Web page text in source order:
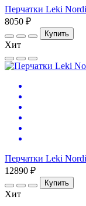
Перчатки Leki
8050 ₽
Купить
Хит
Перчатки Leki
12890 ₽
Купить
Хит